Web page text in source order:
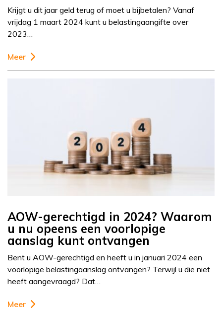
Krijgt u dit jaar geld terug of moet u bijbetalen? Vanaf
vrijdag 1 maart 2024 kunt u belastingaangifte over
2023…
Meer
AOW-gerechtigd in 2024? Waarom
u nu opeens een voorlopige
aanslag kunt ontvangen
Bent u AOW-gerechtigd en heeft u in januari 2024 een
voorlopige belastingaanslag ontvangen? Terwijl u die niet
heeft aangevraagd? Dat…
Meer